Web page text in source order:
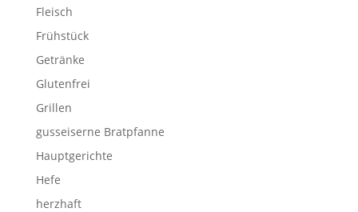
Fleisch
Frühstück
Getränke
Glutenfrei
Grillen
gusseiserne Bratpfanne
Hauptgerichte
Hefe
herzhaft